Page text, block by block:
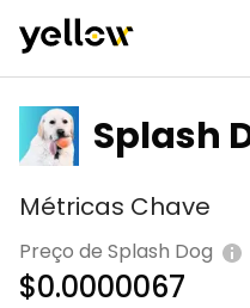
Splash
Métricas Chave
Preço de Splash Dog
$0.0000067